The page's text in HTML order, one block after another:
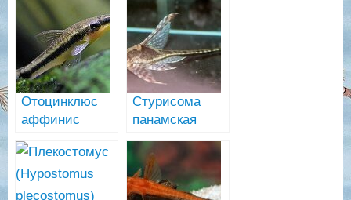
Отоцинклюс
аффинис
affinis)
Стурисома
панамская
водорослеед
(Sturisoma
panamense)